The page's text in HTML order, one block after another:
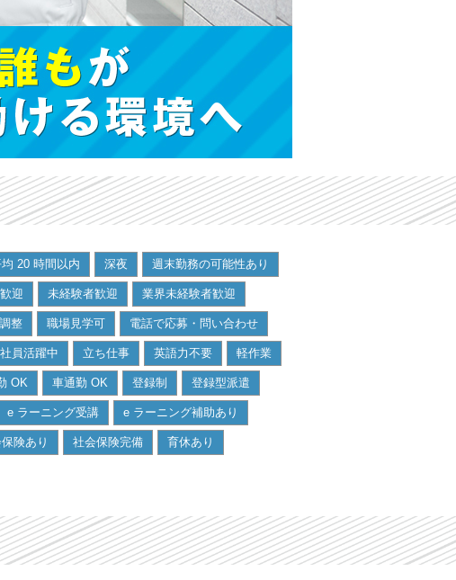
20 時間以内 深夜 週末勤務の可能性あり
迎 未経験者歓迎 業界未経験者歓迎
整 職場見学可 電話で応募・問い合わせ
員活躍中 立ち仕事 英語力不要 軽作業
OK 車通勤 OK 登録制 登録型派遣
e ラーニング受講 e ラーニング補助あり
険あり 社会保険完備 育休あり